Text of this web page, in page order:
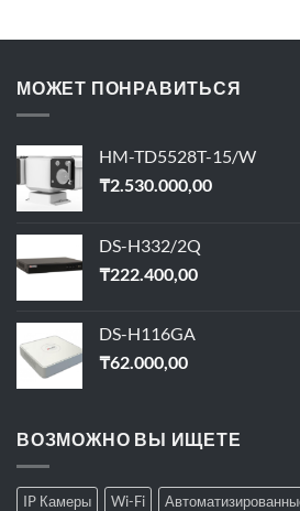
МОЖЕТ ПОНРАВИТЬСЯ
HM-TD5528T-15/W
₸2.530.000,00
DS-H332/2Q
₸222.400,00
DS-H116GA
₸62.000,00
ВОЗМОЖНО ВЫ ИЩЕТЕ
IP Камеры Wi-Fi